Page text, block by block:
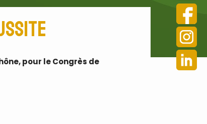
pour le Congrès de